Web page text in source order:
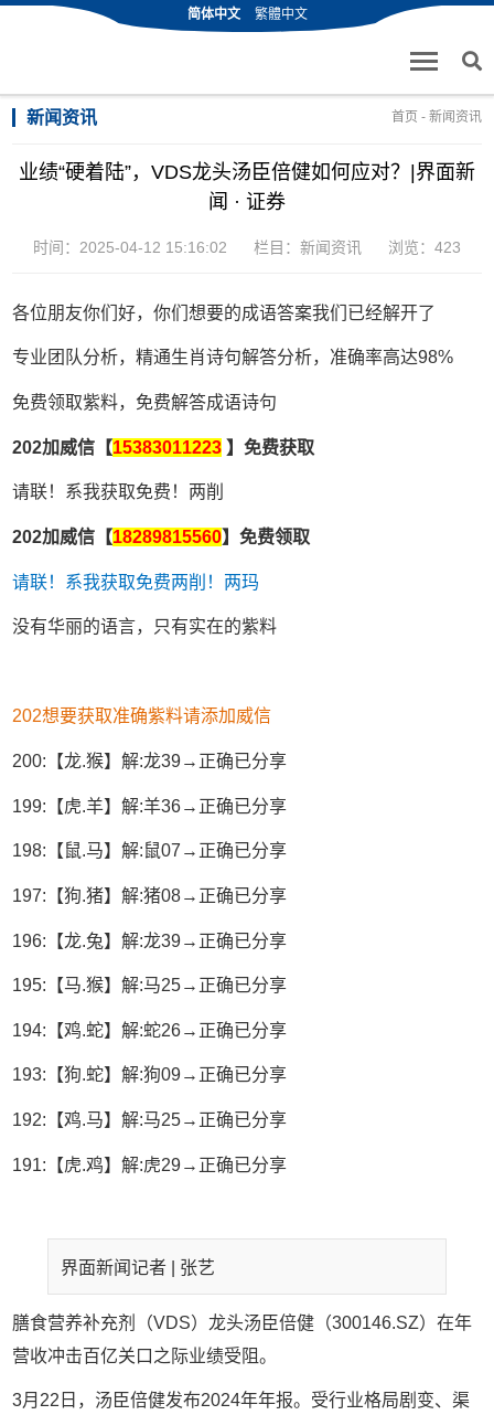
简体中文 繁體中文
新闻资讯 首页 - 新闻资讯
业绩“硬着陆”，VDS龙头汤臣倍健如何应对？|界面新
闻 · 证券
时间：2025-04-12 15:16:02 栏目： 新闻资讯 浏览：423
各位朋友你们好，你们想要的成语答案我们已经解开了
专业团队分析，精通生肖诗句解答分析，准确率高达98%
免费领取紫料，免费解答成语诗句
202加威信【15383011223 】免费获取
请联！系我获取免费！两削
202加威信【18289815560】免费领取
请联！系我获取免费两削！两玛
没有华丽的语言，只有实在的紫料
202想要获取准确紫料请添加威信
200:【龙.猴】解:龙39→正确已分享
199:【虎.羊】解:羊36→正确已分享
198:【鼠.马】解:鼠07→正确已分享
197:【狗.猪】解:猪08→正确已分享
196:【龙.兔】解:龙39→正确已分享
195:【马.猴】解:马25→正确已分享
194:【鸡.蛇】解:蛇26→正确已分享
193:【狗.蛇】解:狗09→正确已分享
192:【鸡.马】解:马25→正确已分享
191:【虎.鸡】解:虎29→正确已分享
界面新闻记者 | 张艺
膳食营养补充剂（VDS）龙头汤臣倍健（300146.SZ）在年
营收冲击百亿关口之际业绩受阻。
3月22日，汤臣倍健发布2024年年报。受行业格局剧变、渠